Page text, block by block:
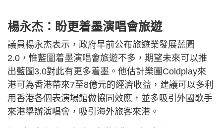
楊永杰：盼更着墨演唱會旅遊
議員楊永杰表示，政府早前公布旅遊業發展藍圖
2.0，惟藍圖着墨演唱會旅遊不多，期望未來可以推
出藍圖3.0對此有更多着墨。他估計樂團Coldplay來
港可為香港帶來7至8億元的經濟收益，建議可以多利
用香港各個表演場館做協同效應，並多吸引外國歌手
來港舉辦演唱會，吸引海外旅客來港。